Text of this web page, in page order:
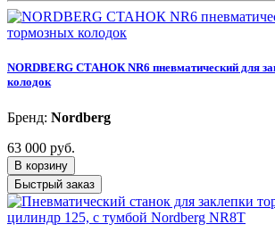
NORDBERG СТАНОК NR6 пневматический для
колодок
Бренд: Nordberg
63 000 руб.
В корзину
Быстрый заказ